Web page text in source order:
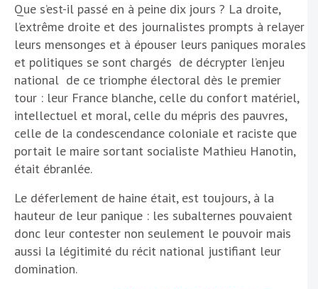
Que s’est-il passé en à peine dix jours ? La droite,
l’extrême droite et des journalistes prompts à relayer
leurs mensonges et à épouser leurs paniques morales
et politiques se sont chargés de décrypter l’enjeu
national de ce triomphe électoral dès le premier
tour : leur France blanche, celle du confort matériel,
intellectuel et moral, celle du mépris des pauvres,
celle de la condescendance coloniale et raciste que
portait le maire sortant socialiste Mathieu Hanotin,
était ébranlée.
Le déferlement de haine était, est toujours, à la
hauteur de leur panique : les subalternes pouvaient
donc leur contester non seulement le pouvoir mais
aussi la légitimité du récit national justifiant leur
domination.